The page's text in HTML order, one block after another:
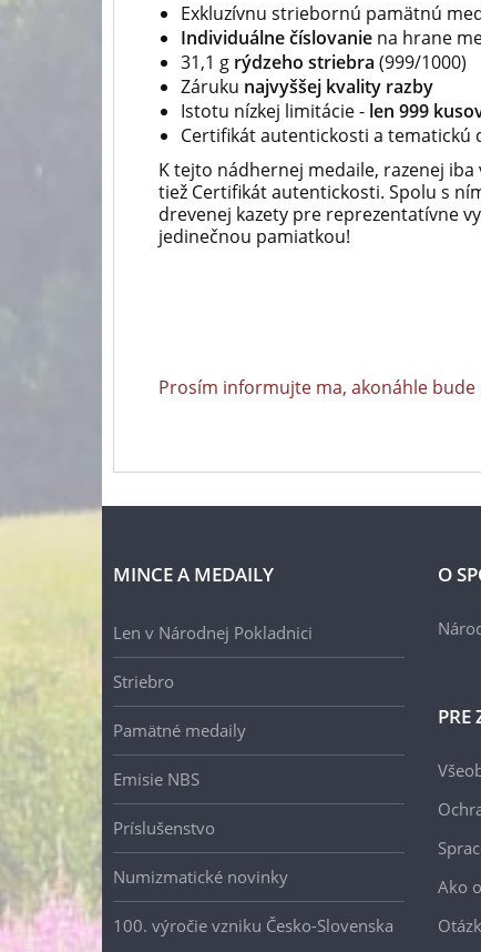
Exkluzívnu striebornú pamätnú
Individuálne číslovanie na hrane
31,1 g rýdzeho striebra (999/1000)
Záruku najvyššej kvality razby
Istotu nízkej limitácie - len 999
Certifikát autentickosti a tematickú
K tejto nádhernej medaile, razenej iba
tiež Certifikát autentickosti. Spolu s
drevenej kazety pre reprezentatívne
jedinečnou pamiatkou!
Prosím informujte ma, akonáhle
MINCE A MEDAILY
Len v Národnej Pokladnici
Striebro
Pamätné medaily
Emisie NBS
Príslušenstvo
Numizmatické novinky
100. výročie vzniku Česko-Slovenska
O
PRE
Ako